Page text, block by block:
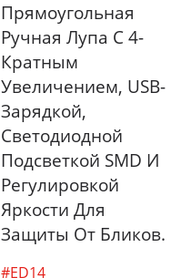
Прямоугольная
Ручная Лупа С 4-
Кратным
Увеличением, USB-
Зарядкой,
Светодиодной
Подсветкой SMD И
Регулировкой
Яркости Для
Защиты От Бликов.
#ED14